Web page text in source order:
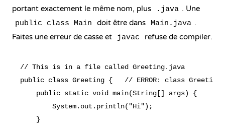
portant exactement le même nom, plus
.java . Une
public class Main doit être dans Main.java .
Faites une erreur de casse et
javac refuse de compiler.
// This is in a file called Greeting.java
public class Greeting {   // ERROR: class
    public static void main(String[] args) {
        System.out.println("Hi");
    }